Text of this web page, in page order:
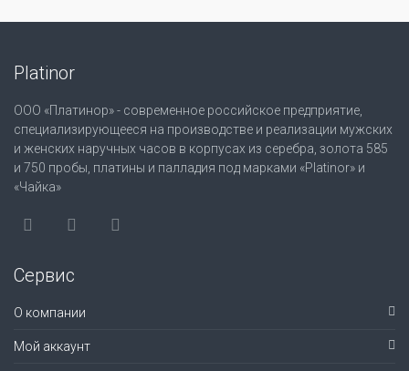
Platinor
ООО «Платинор» - современное российское предприятие,
специализирующееся на производстве и реализации мужских
и женских наручных часов в корпусах из серебра, золота 585
и 750 пробы, платины и палладия под марками «Platinor» и
«Чайка»
Сервис
О компании
Мой аккаунт